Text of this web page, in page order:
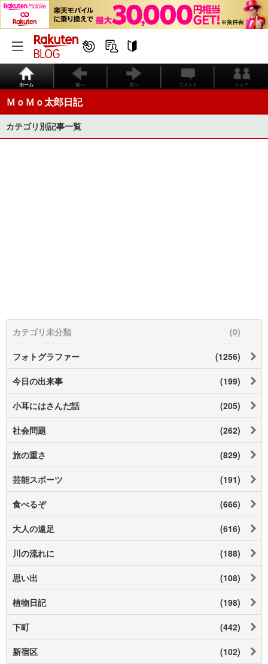
ホーム 前へ 次へ コメント シェア
ＭｏＭｏ太郎日記
カテゴリ別記事一覧
カテゴリ未分類 (0)
フォトグラファー (1256)
今日の出来事 (199)
小耳にはさんだ話 (205)
社会問題 (262)
旅の重さ (829)
芸能スポーツ (191)
食べるぞ (666)
大人の遠足 (616)
川の流れに (188)
思い出 (108)
植物日記 (198)
下町 (442)
新宿区 (102)